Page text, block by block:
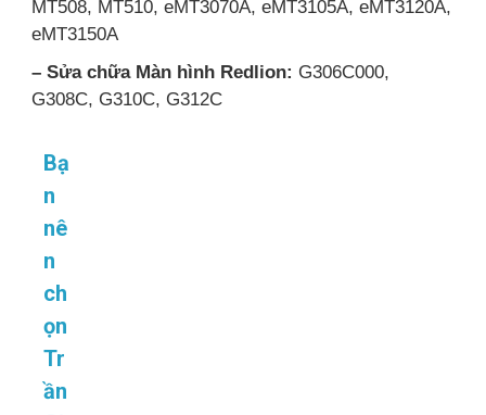
MT508, MT510, eMT3070A, eMT3105A, eMT3120A,
eMT3150A
– Sửa chữa Màn hình Redlion: G306C000,
G308C, G310C, G312C
Bạ
n
nê
n
ch
ọn
Tr
ần